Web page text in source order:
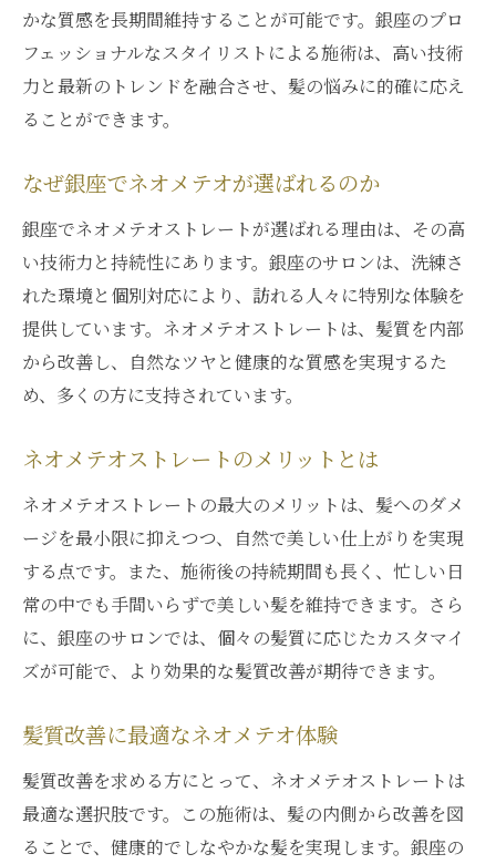
銀座での髪質改善体験が人気の理由
髪質改善ストレートの新しい選択肢
銀座で試す髪質改善ストレート
銀座での髪質改善が支持される理由
話題の銀座サロンで髪質改善を体感
縮毛矯正とどう違う？ネオメテオの秘密
縮毛矯正とネオメテオの違いを解説
ネオメテオが縮毛矯正と異なる理由
髪質改善と縮毛矯正の違いを探る
ネオメテオのユニークな特性とは
ネオメテオの特性を知る方法
東京都中央区で人気のネオメテオ体験
中央区で人気のネオメテオの秘密
東京都中央区で体験するネオメテオ
人気を集めるネオメテオの理由
中央区で選ばれるネオメテオとは
中央区で試すネオメテオの魅力
髪に優しいネオメテオストレートの魅力
髪に優しいネオメテオの技術とは
なぜネオメテオは髪に優しいのか
かな質感を長期間維持することが可能です。銀座のプロ
フェッショナルなスタイリストによる施術は、高い技術
力と最新のトレンドを融合させ、髪の悩みに的確に応え
ることができます。
なぜ銀座でネオメテオが選ばれるのか
銀座でネオメテオストレートが選ばれる理由は、その高
い技術力と持続性にあります。銀座のサロンは、洗練さ
れた環境と個別対応により、訪れる人々に特別な体験を
提供しています。ネオメテオストレートは、髪質を内部
から改善し、自然なツヤと健康的な質感を実現するた
め、多くの方に支持されています。
ネオメテオストレートのメリットとは
ネオメテオストレートの最大のメリットは、髪へのダメ
ージを最小限に抑えつつ、自然で美しい仕上がりを実現
する点です。また、施術後の持続期間も長く、忙しい日
常の中でも手間いらずで美しい髪を維持できます。さら
に、銀座のサロンでは、個々の髪質に応じたカスタマイ
ズが可能で、より効果的な髪質改善が期待できます。
髪質改善に最適なネオメテオ体験
髪質改善を求める方にとって、ネオメテオストレートは
最適な選択肢です。この施術は、髪の内側から改善を図
ることで、健康的でしなやかな髪を実現します。銀座の